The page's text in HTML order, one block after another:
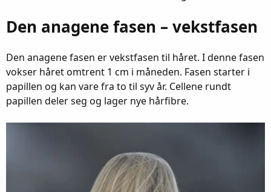
Den anagene fasen – vekstfasen
Den anagene fasen er vekstfasen til håret. I denne fasen
vokser håret omtrent 1 cm i måneden. Fasen starter i
papillen og kan vare fra to til syv år. Cellene rundt
papillen deler seg og lager nye hårfibre.